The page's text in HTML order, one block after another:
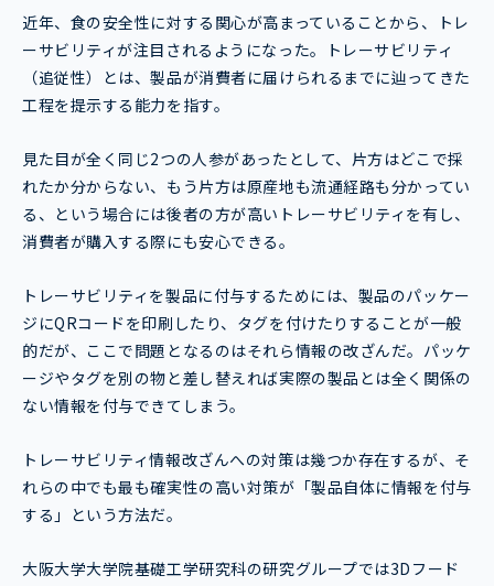
近年、食の安全性に対する関心が高まっていることから、トレ
ーサビリティが注目されるようになった。トレーサビリティ
（追従性）とは、製品が消費者に届けられるまでに辿ってきた
工程を提示する能力を指す。
見た目が全く同じ2つの人参があったとして、片方はどこで採
れたか分からない、もう片方は原産地も流通経路も分かってい
る、という場合には後者の方が高いトレーサビリティを有し、
消費者が購入する際にも安心できる。
トレーサビリティを製品に付与するためには、製品のパッケー
ジにQRコードを印刷したり、タグを付けたりすることが一般
的だが、ここで問題となるのはそれら情報の改ざんだ。パッケ
ージやタグを別の物と差し替えれば実際の製品とは全く関係の
ない情報を付与できてしまう。
トレーサビリティ情報改ざんへの対策は幾つか存在するが、そ
れらの中でも最も確実性の高い対策が「製品自体に情報を付与
する」という方法だ。
大阪大学大学院基礎工学研究科の研究グループでは3Dフード